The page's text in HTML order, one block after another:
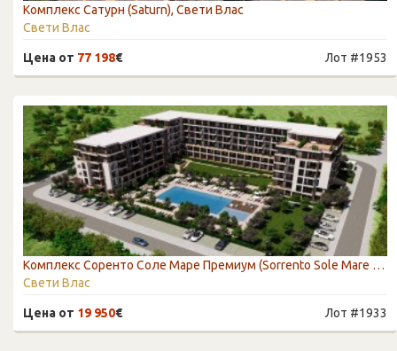
Комплекс Сатурн (Saturn), Свети Влас
Свети Влас
Лот #1953
Цена от 77 198€
Комплекс Соренто Соле Маре Премиум (Sorrento Sole Mare Premium), Святой Влас
Свети Влас
Лот #1933
Цена от 19 950€